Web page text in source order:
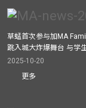
草蜢首次参与加MA
跳入城大炸爆舞台 与学
2025-10-20
更多